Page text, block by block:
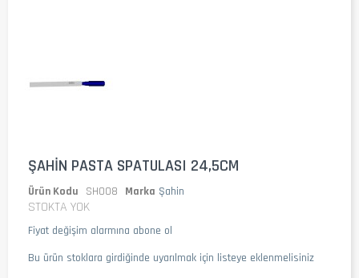
ŞAHIN PASTA SPATULASI 24,5CM
Ürün Kodu SH008 Marka Şahin
STOKTA YOK
Fiyat değişim alarmına abone ol
Bu ürün stoklara girdiğinde uyarılmak için listeye eklenmelisiniz